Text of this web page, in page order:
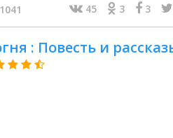
1041 45 3 3
: Повесть и